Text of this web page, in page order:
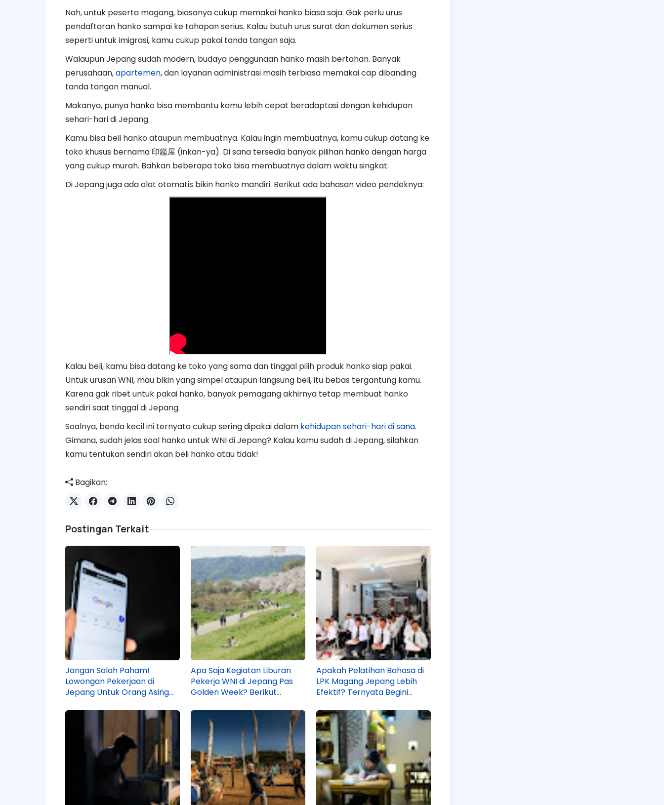
Nah, untuk peserta magang, biasanya cukup memakai hanko biasa saja. Gak perlu urus
pendaftaran hanko sampai ke tahapan serius. Kalau butuh urus surat dan dokumen serius
seperti untuk imigrasi, kamu cukup pakai tanda tangan saja.
Walaupun Jepang sudah modern, budaya penggunaan hanko masih bertahan. Banyak
perusahaan,apartemen, dan layanan administrasi masih terbiasa memakai cap dibanding
tanda tangan manual.
Makanya, punya hanko bisa membantu kamu lebih cepat beradaptasi dengan kehidupan
sehari-hari di Jepang.
Kamu bisa beli hanko ataupun membuatnya. Kalau ingin membuatnya, kamu cukup datang ke
toko khusus bernama 印鑑屋 (inkan-ya). Di sana tersedia banyak pilihan hanko dengan harga
yang cukup murah. Bahkan beberapa toko bisa membuatnya dalam waktu singkat.
Di Jepang juga ada alat otomatis bikin hanko mandiri. Berikut ada bahasan video pendeknya:
Kalau beli, kamu bisa datang ke toko yang sama dan tinggal pilih produk hanko siap pakai.
Untuk urusan WNI, mau bikin yang simpel ataupun langsung beli, itu bebas tergantung kamu.
Karena gak ribet untuk pakai hanko, banyak pemagang akhirnya tetap membuat hanko
sendiri saat tinggal di Jepang.
Soalnya, benda kecil ini ternyata cukup sering dipakai dalam kehidupan sehari-hari di sana.
Gimana, sudah jelas soal hanko untuk WNI di Jepang? Kalau kamu sudah di Jepang, silahkan
kamu tentukan sendiri akan beli hanko atau tidak!
Bagikan:
Postingan Terkait
Jangan Salah Paham!
Lowongan Pekerjaan di
Jepang Untuk Orang Asing
Apa Saja Kegiatan Liburan
Pekerja WNI di Jepang Pas
Golden Week? Berikut
Apakah Pelatihan Bahasa di
LPK Magang Jepang Lebih
Efektif? Ternyata Begini